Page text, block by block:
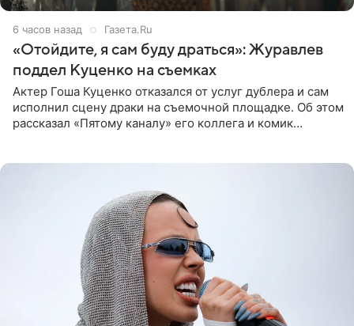
6 часов назад Газета.Ru
«Отойдите, я сам буду драться»: Журавлев
поддел Куценко на съемках
Актер Гоша Куценко отказался от услуг дублера и сам
исполнил сцену драки на съемочной площадке. Об этом
рассказал «Пятому каналу» его коллега и комик